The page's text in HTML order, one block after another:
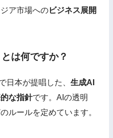
ア市場へのビジネス展開
は何ですか？
日本が提唱した、 生成AI
な指針です。AIの透明
ルールを定めています。